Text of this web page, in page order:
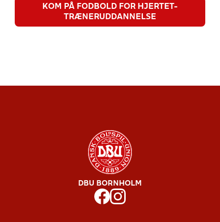
KOM PÅ FODBOLD FOR HJERTET-
TRÆNERUDDANNELSE
DBU BORNHOLM